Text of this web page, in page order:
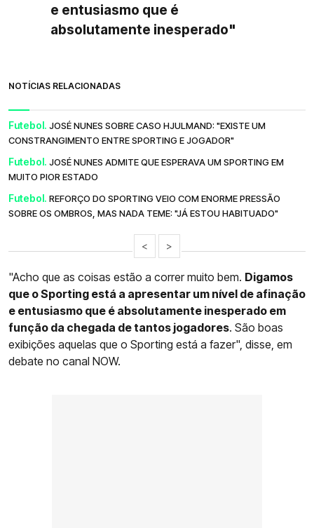
e entusiasmo que é
absolutamente inesperado"
NOTÍCIAS RELACIONADAS
Futebol. JOSÉ NUNES SOBRE CASO HJULMAND: "EXISTE UM
CONSTRANGIMENTO ENTRE SPORTING E JOGADOR"
Futebol. JOSÉ NUNES ADMITE QUE ESPERAVA UM SPORTING EM
MUITO PIOR ESTADO
Futebol. REFORÇO DO SPORTING VEIO COM ENORME PRESSÃO
SOBRE OS OMBROS, MAS NADA TEME: "JÁ ESTOU HABITUADO"
< >
"Acho que as coisas estão a correr muito bem. Digamos
que o Sporting está a apresentar um nível de afinação
e entusiasmo que é absolutamente inesperado em
função da chegada de tantos jogadores. São boas
exibições aquelas que o Sporting está a fazer", disse, em
debate no canal NOW.